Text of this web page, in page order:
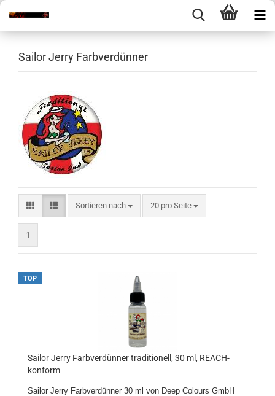
Sailor Jerry Farbverdünner
Sortieren nach
Sortieren nach 20 pro Seite
pro Seite
1
TOP
Sailor Jerry Farbverdünner traditionell, 30 ml, REACH-
konform
Sailor Jerry Farbverdünner 30 ml von Deep Colours GmbH